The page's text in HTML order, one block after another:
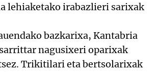
lehiaketako irabazlieri sarixak
bazkarixa, Kantabria
nagusixeri oparixak
Trikitilari eta bertsolarixak